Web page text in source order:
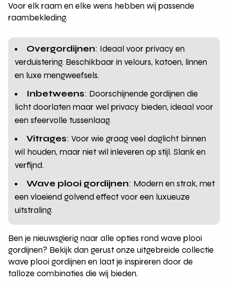
Voor elk raam en elke wens hebben wij passende
raambekleding.
Overgordijnen: Ideaal voor privacy en
verduistering. Beschikbaar in velours, katoen, linnen
en luxe mengweefsels.
Inbetweens: Doorschijnende gordijnen die
licht doorlaten maar wel privacy bieden, ideaal voor
een sfeervolle tussenlaag.
Vitrages: Voor wie graag veel daglicht binnen
wil houden, maar niet wil inleveren op stijl. Slank en
verfijnd.
Wave plooi gordijnen: Modern en strak, met
een vloeiend golvend effect voor een luxueuze
uitstraling.
Ben je nieuwsgierig naar alle opties rond wave plooi
gordijnen? Bekijk dan gerust onze uitgebreide collectie
wave plooi gordijnen en laat je inspireren door de
talloze combinaties die wij bieden.